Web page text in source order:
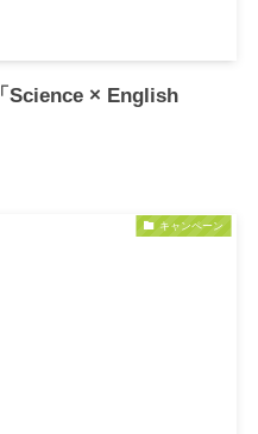
Science × English
キャンペーン